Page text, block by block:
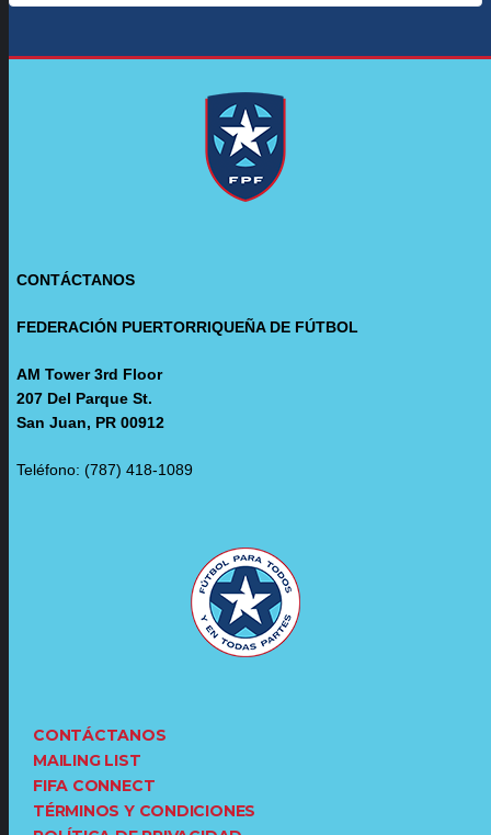
CONTÁCTANOS
FEDERACIÓN PUERTORRIQUEÑA DE FÚTBOL
AM Tower 3rd Floor
207 Del Parque St.
San Juan, PR 00912
Teléfono: (787) 418-1089
CONTÁCTANOS
MAILING LIST
FIFA CONNECT
TÉRMINOS Y CONDICIONES